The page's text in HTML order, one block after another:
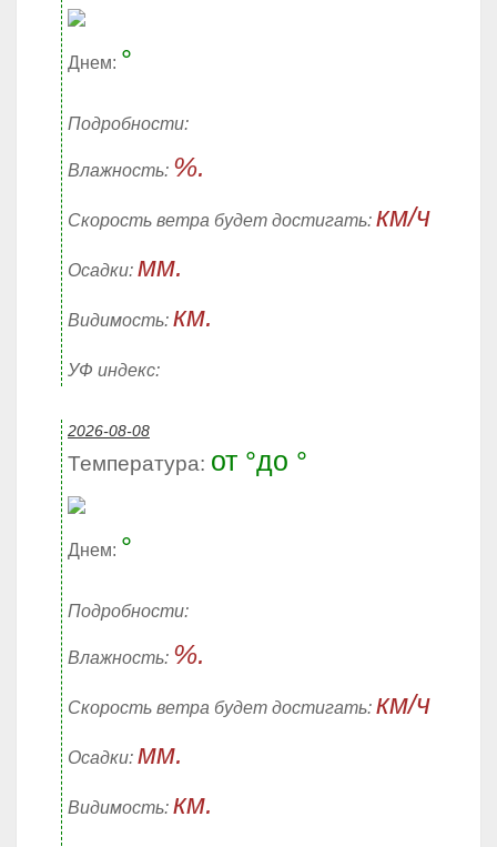
Днем: °
Подробности:
Влажность: %.
Скорость ветра будет достигать: км/ч
Осадки: мм.
Видимость: км.
УФ индекс:
2026-08-08
Температура: от °до °
Днем: °
Подробности:
Влажность: %.
Скорость ветра будет достигать: км/ч
Осадки: мм.
Видимость: км.